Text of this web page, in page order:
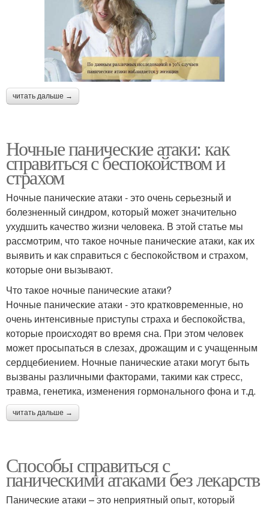
читать дальше →
Ночные панические атаки: как
справиться с беспокойством и
страхом
Ночные панические атаки - это очень серьезный и
болезненный синдром, который может значительно
ухудшить качество жизни человека. В этой статье мы
рассмотрим, что такое ночные панические атаки, как их
выявить и как справиться с беспокойством и страхом,
которые они вызывают.
Что такое ночные панические атаки?
Ночные панические атаки - это кратковременные, но
очень интенсивные приступы страха и беспокойства,
которые происходят во время сна. При этом человек
может просыпаться в слезах, дрожащим и с учащенным
сердцебиением. Ночные панические атаки могут быть
вызваны различными факторами, такими как стресс,
травма, генетика, изменения гормонального фона и т.д.
читать дальше →
Способы справиться с
паническими атаками без лекарств
Панические атаки – это неприятный опыт, который